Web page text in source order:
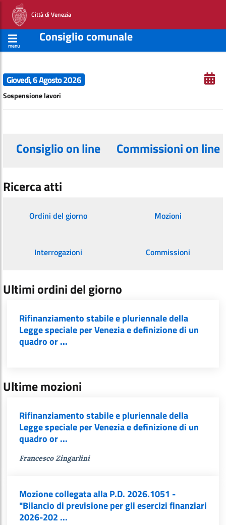
Città di Venezia
menu
Consiglio comunale
Giovedì, 6 Agosto 2026
Sospensione lavori
Consiglio on line Commissioni on line
Ricerca atti
Ordini del giorno Mozioni
Interrogazioni Commissioni
Ultimi ordini del giorno
Rifinanziamento stabile e pluriennale della
Legge speciale per Venezia e definizione di un
quadro or ...
Ultime mozioni
Rifinanziamento stabile e pluriennale della
Legge speciale per Venezia e definizione di un
quadro or ...
Francesco Zingarlini
Mozione collegata alla P.D. 2026.1051 -
"Bilancio di previsione per gli esercizi finanziari
2026-202 ...